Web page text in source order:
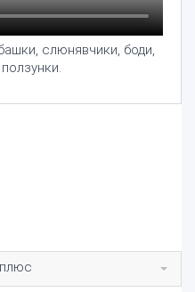
слюнявчики, боди,